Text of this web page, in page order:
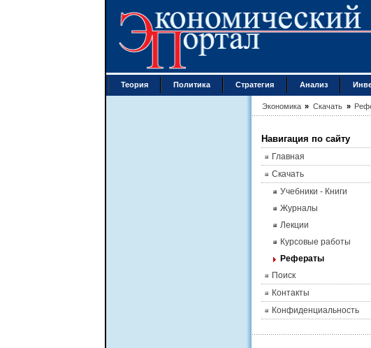
Теория Политика Стратегия Анализ
Экономика » Скачать »
Навигация по сайту
Главная
Скачать
Учебники - Книги
Журналы
Лекции
Курсовые работы
Рефераты
Поиск
Контакты
Конфиденциальность